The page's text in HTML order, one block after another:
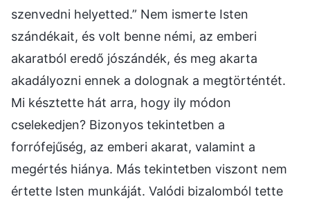
szenvedni helyetted.” Nem ismerte Isten
szándékait, és volt benne némi, az emberi
akaratból eredő jószándék, és meg akarta
akadályozni ennek a dolognak a megtörténtét.
Mi késztette hát arra, hogy ily módon
cselekedjen? Bizonyos tekintetben a
forrófejűség, az emberi akarat, valamint a
megértés hiánya. Más tekintetben viszont nem
értette Isten munkáját. Valódi bizalomból tette